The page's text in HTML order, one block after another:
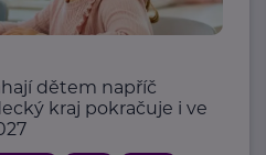
dětem napříč
kraj pokračuje i ve